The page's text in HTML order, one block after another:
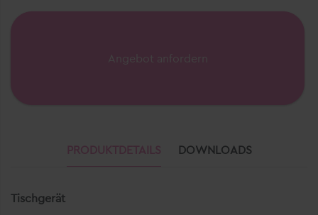
Angebot anfordern
PRODUKTDETAILS DOWNLOADS
Tischgerät